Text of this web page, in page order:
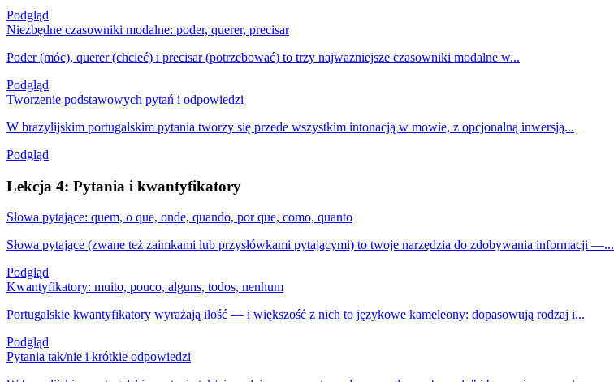
Podgląd
Niezbędne czasowniki modalne: poder, querer, precisar
Poder (móc), querer (chcieć) i precisar (potrzebować) to trzy najważniejsze czasowniki modalne w...
Podgląd
Tworzenie podstawowych pytań i odpowiedzi
W brazylijskim portugalskim pytania tworzy się przede wszystkim intonacją w mowie, z opcjonalną inwersją...
Podgląd
Lekcja 4: Pytania i kwantyfikatory
Słowa pytające: quem, o que, onde, quando, por que, como, quanto
Słowa pytające (zwane też zaimkami lub przysłówkami pytającymi) to twoje narzędzia do zdobywania informacji —...
Podgląd
Kwantyfikatory: muito, pouco, alguns, todos, nenhum
Portugalskie kwantyfikatory wyrażają ilość — i większość z nich to językowe kameleony: dopasowują rodzaj i...
Podgląd
Pytania tak/nie i krótkie odpowiedzi